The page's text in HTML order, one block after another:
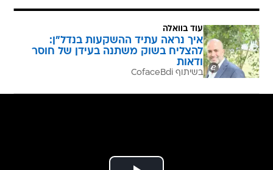
עוד בוואלה
איך נראה עתיד ההשקעות בנדל"ן:
להצליח בשוק משתנה בעידן של חוסר
ודאות
בשיתוף CofaceBdi